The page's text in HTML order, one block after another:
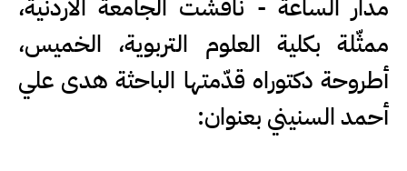
مدار الساعة - ناقشت الجامعة الأردنية،
ممثّلة بكلية العلوم التربوية، الخميس،
أطروحة دكتوراه قدّمتها الباحثة هدى علي
أحمد السنيني بعنوان: